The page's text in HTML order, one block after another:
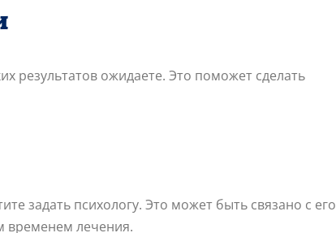
результатов ожидаете. Это поможет сделать
задать психологу. Это может быть связано с его
временем лечения.